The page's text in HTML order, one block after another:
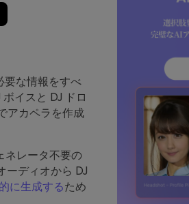
要な情報をすべ
イスと DJ ドロ
アカペラを作成
ネレータ不要の
ーディオから DJ
に生成するため